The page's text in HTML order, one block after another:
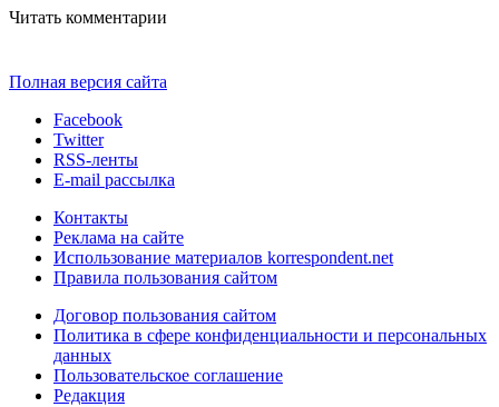
Читать комментарии
Полная версия сайта
Facebook
Twitter
RSS-ленты
E-mail рассылка
Контакты
Реклама на сайте
Использование материалов korrespondent.net
Правила пользования сайтом
Договор пользования сайтом
Политика в сфере конфиденциальности и персональных
данных
Пользовательское соглашение
Редакция